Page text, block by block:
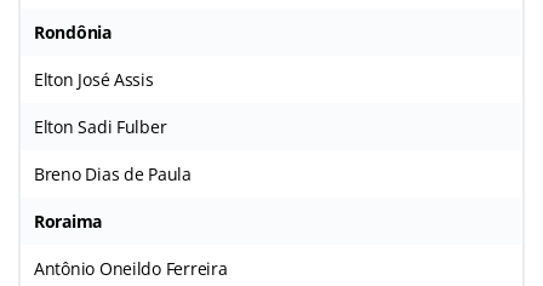
Rondônia
Elton José Assis
Elton Sadi Fulber
Breno Dias de Paula
Roraima
Antônio Oneildo Ferreira